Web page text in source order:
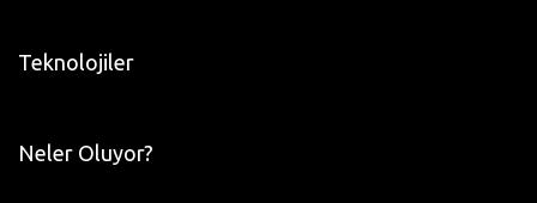
Teknolojiler
Neler Oluyor?